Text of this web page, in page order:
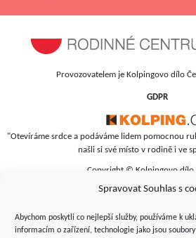
Spravovat Souhlas s
Abychom poskytli co nejlepší služby, používáme k
informacím o zařízení, technologie jako jsou
Provozovatelem je Kolpingovo dílo
GDPR
"Otevíráme srdce a podáváme lidem pomocnou
našli si své místo v rodině i ve
Copyright © Kolpingovo dílo
Studentská 4
budova polikliniky,